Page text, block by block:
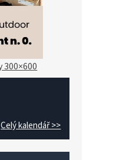
Celý kalendář >>